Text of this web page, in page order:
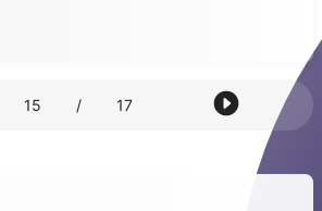
15 / 17